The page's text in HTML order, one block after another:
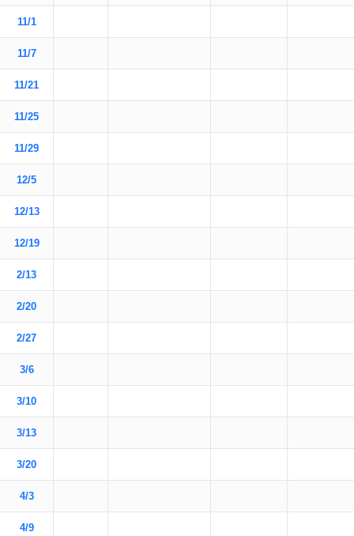
11/1
11/7
11/21
11/25
11/29
12/5
12/13
12/19
2/13
2/20
2/27
3/6
3/10
3/13
3/20
4/3
4/9